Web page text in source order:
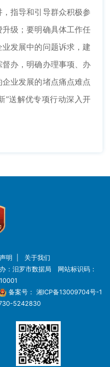
指导和引导群众积极参
级；要明确具体工作任
发展中的问题诉求，建
办，明确办理事项、办
业发展的堵点痛点难点
”送解优专项行动深入开
明
关于我们
：汨罗市数据局 网站标识码：
备案号： 湘ICP备13009704号-1
5242830